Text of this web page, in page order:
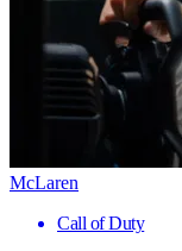
McLaren
Call of Duty